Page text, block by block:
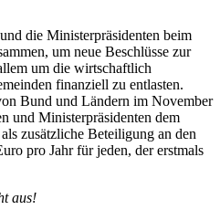
die Ministerpräsidenten beim
um neue Beschlüsse zur
um die wirtschaftlich
finanziell zu entlasten.
Bund und Ländern im November
und Ministerpräsidenten dem
zusätzliche Beteiligung an den
pro Jahr für jeden, der erstmals
aus!